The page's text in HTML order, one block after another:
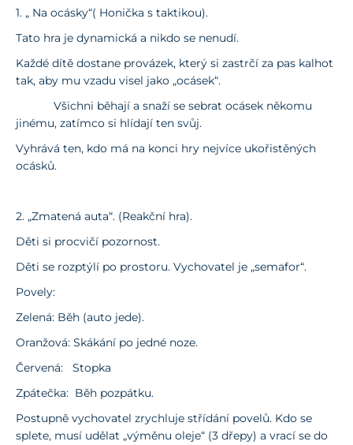
1. „ Na ocásky“( Honička s taktikou).
Tato hra je dynamická a nikdo se nenudí.
Každé dítě dostane provázek, který si zastrčí za pas kalhot
tak, aby mu vzadu visel jako „ocásek“.
Všichni běhají a snaží se sebrat ocásek někomu
jinému, zatímco si hlídají ten svůj.
Vyhrává ten, kdo má na konci hry nejvíce ukořistěných
ocásků.
2. „Zmatená auta“. (Reakční hra).
Děti si procvičí pozornost.
Děti se rozptýlí po prostoru. Vychovatel je „semafor“.
Povely:
Zelená: Běh (auto jede).
Oranžová: Skákání po jedné noze.
Červená: Stopka
Zpátečka: Běh pozpátku.
Postupně vychovatel zrychluje střídání povelů. Kdo se
splete, musí udělat „výměnu oleje“ (3 dřepy) a vrací se do